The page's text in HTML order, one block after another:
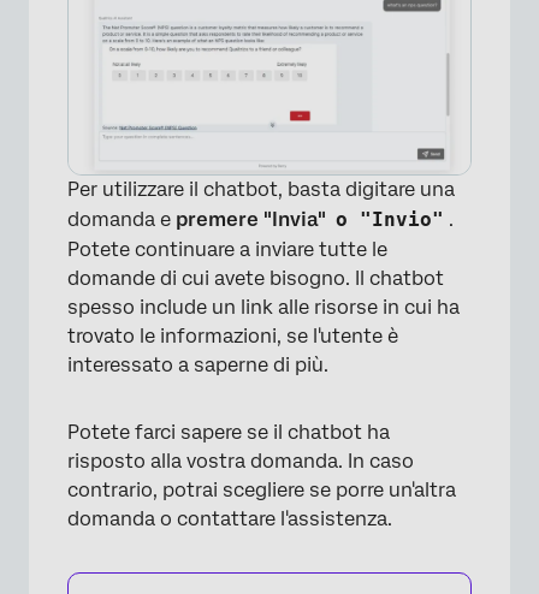
Per utilizzare il chatbot, basta digitare una
domanda e premere "Invia" o "Invio" .
Potete continuare a inviare tutte le
domande di cui avete bisogno. Il chatbot
spesso include un link alle risorse in cui ha
trovato le informazioni, se l'utente è
interessato a saperne di più.
Potete farci sapere se il chatbot ha
risposto alla vostra domanda. In caso
contrario, potrai scegliere se porre un'altra
domanda o contattare l'assistenza.